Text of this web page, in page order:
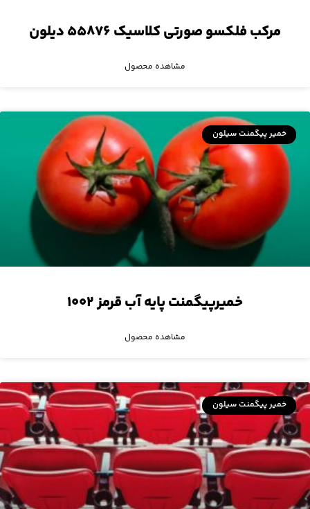
مرکب فلکسو صورتی کلاسیک ۵۵۸۷۶ دیلون
مشاهده محصول
خمیر پیگمنت سیلون
خمیرپیگمنت پایه آب قرمز ۱۰۰۲
مشاهده محصول
خمیر پیگمنت سیلون